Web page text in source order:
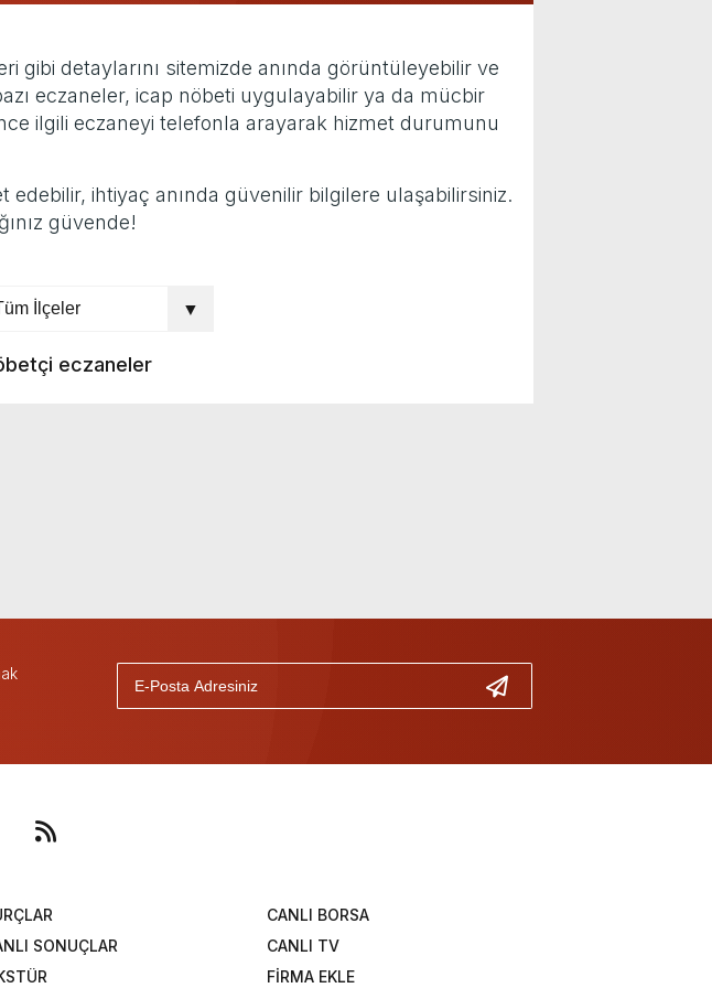
gibi detaylarını sitemizde anında görüntüleyebilir ve
eczaneler, icap nöbeti uygulayabilir ya da mücbir
ilgili eczaneyi telefonla arayarak hizmet durumunu
ihtiyaç anında güvenilir bilgilere ulaşabilirsiniz.
güvende!
eczaneler
CANLI BORSA
SONUÇLAR
CANLI TV
FİRMA EKLE